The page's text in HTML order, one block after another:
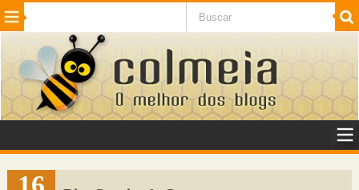
Beleza Cinema e TV
Internet Jogos NotÃ­cias SaÃºde
VeÃ­culos Adulto
Sugerir Link